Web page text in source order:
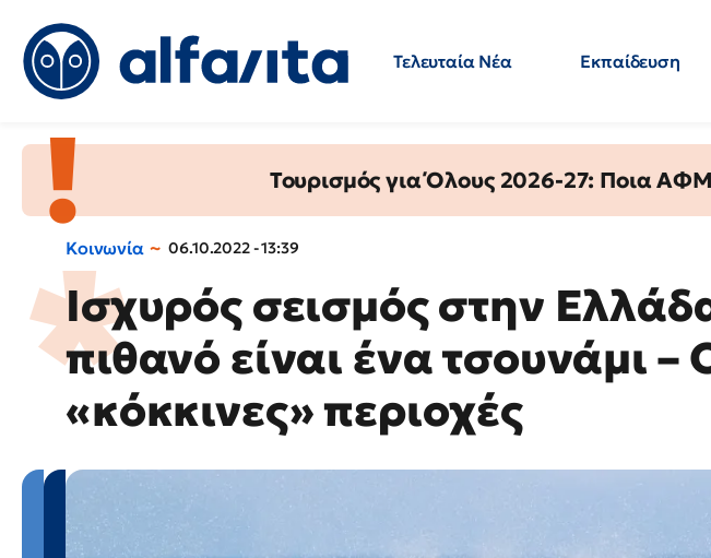
Τελευταία Νέα Εκπαίδευση
Τουρισμός για Όλους 2026-27: Ποια
Κοινωνία 06.10.2022 - 13:39
Ισχυρός σεισμός στην
πιθανό είναι ένα τσουνάμι –
«κόκκινες» περιοχές